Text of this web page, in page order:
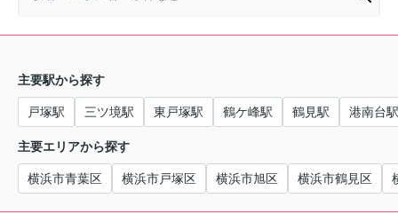
主要駅から探す
戸塚駅 三ツ境駅 東戸塚駅 鶴ケ峰駅 鶴見駅 港南台駅
主要エリアから探す
横浜市青葉区 横浜市戸塚区 横浜市旭区 横浜市鶴見区